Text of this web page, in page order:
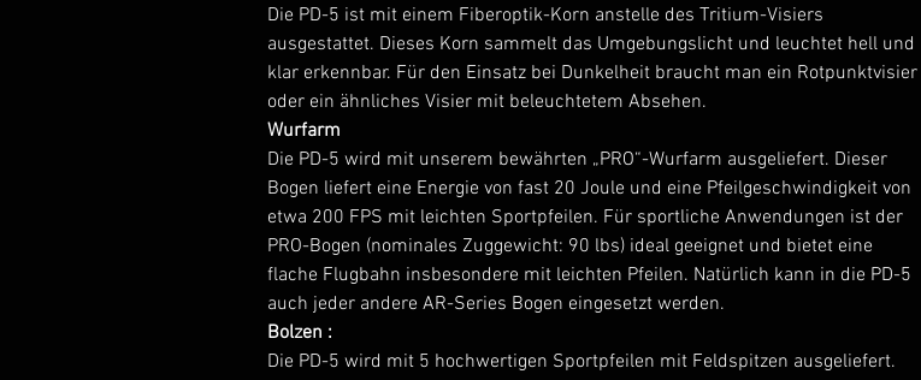
Die PD-5 ist mit einem Fiberoptik-Korn anstelle des Tritium-Visiers
ausgestattet. Dieses Korn sammelt das Umgebungslicht und leuchtet hell und
klar erkennbar. Für den Einsatz bei Dunkelheit braucht man ein Rotpunktvisier
oder ein ähnliches Visier mit beleuchtetem Absehen.
Wurfarm
Die PD-5 wird mit unserem bewährten „PRO“-Wurfarm ausgeliefert. Dieser
Bogen liefert eine Energie von fast 20 Joule und eine Pfeilgeschwindigkeit von
etwa 200 FPS mit leichten Sportpfeilen. Für sportliche Anwendungen ist der
PRO-Bogen (nominales Zuggewicht: 90 lbs) ideal geeignet und bietet eine
flache Flugbahn insbesondere mit leichten Pfeilen. Natürlich kann in die PD-5
auch jeder andere AR-Series Bogen eingesetzt werden.
Bolzen :
Die PD-5 wird mit 5 hochwertigen Sportpfeilen mit Feldspitzen ausgeliefert.